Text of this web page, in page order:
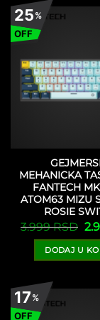
25%
OFF
MEHANICKA
FANTECH
ATOM63 MIZU
ROSIE
3.999RSD
je
DODAJ U
17%
OFF